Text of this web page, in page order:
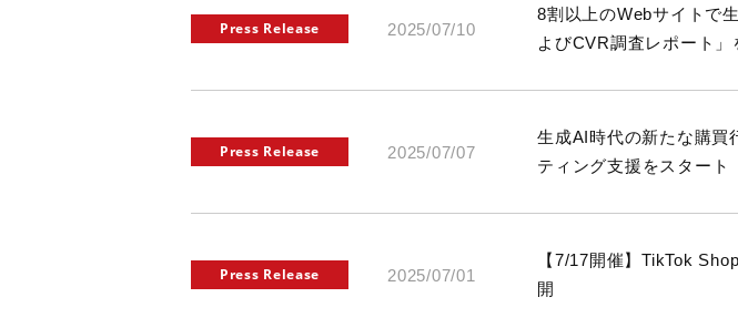
Press Release 2025/07/10
8割以上のWebサイトで
よびCVR調査レポート」
Press Release 2025/07/07
生成AI時代の新たな購
ティング支援をスタート
Press Release 2025/07/01
【7/17開催】TikTok
開